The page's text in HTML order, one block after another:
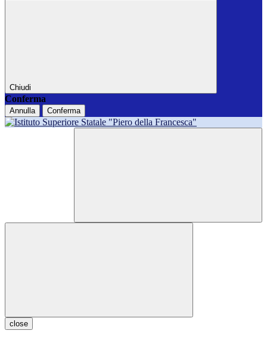
Chiudi
Conferma
Annulla Conferma
close